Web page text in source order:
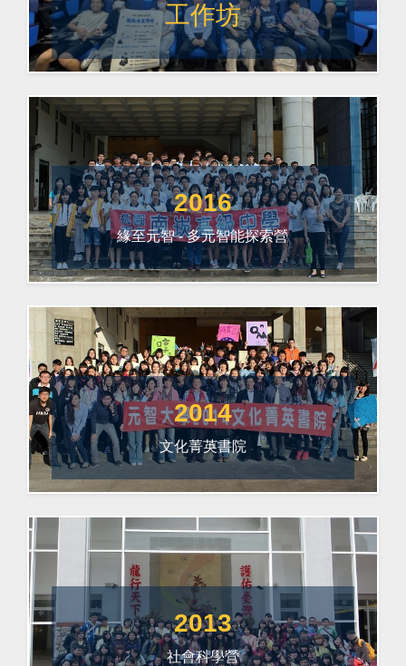
工作坊
2016
緣至元智 - 多元智能探索營
2014
文化菁英書院
2013
社會科學營